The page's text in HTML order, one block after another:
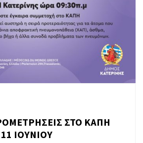
ΣΤΟ ΚΑΠΗ
ΙΟΥΝΙΟΥ